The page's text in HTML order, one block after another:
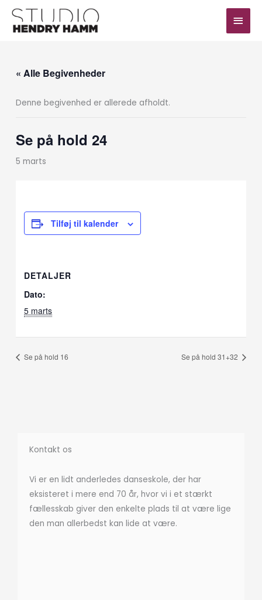
indholdet
« Alle Begivenheder
Denne begivenhed er allerede afholdt.
Se på hold 24
5 marts
Tilføj til kalender
DETALJER
Dato:
5 marts
Se på hold 16 Se på hold 31+32
Kontakt os
Vi er en lidt anderledes danseskole, der har
eksisteret i mere end 70 år, hvor vi i et stærkt
fællesskab giver den enkelte plads til at være lige
den man allerbedst kan lide at være.